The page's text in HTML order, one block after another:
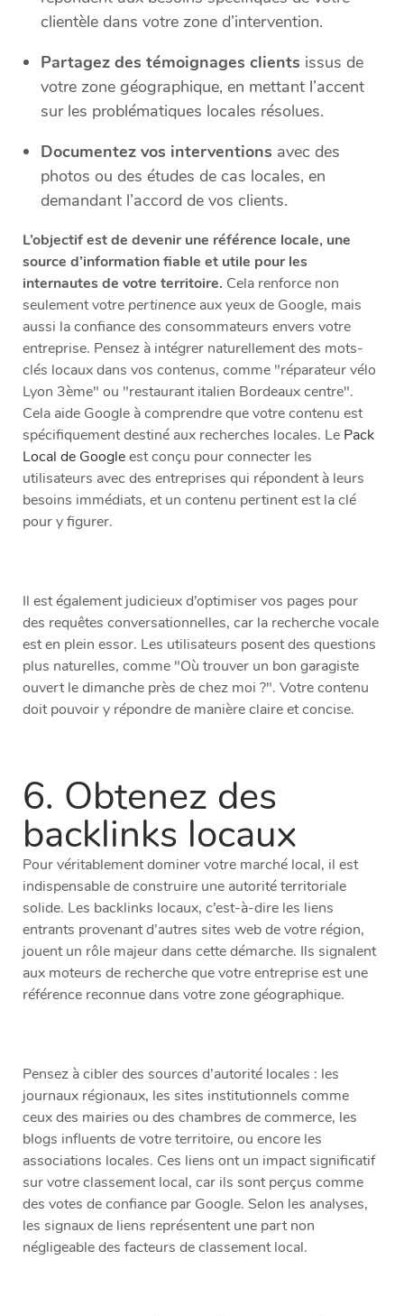
clientèle dans votre zone d’intervention.
Partagez des témoignages clients issus de
votre zone géographique, en mettant l’accent
sur les problématiques locales résolues.
Documentez vos interventions avec des
photos ou des études de cas locales, en
demandant l’accord de vos clients.
L’objectif est de devenir une référence locale, une
source d’information fiable et utile pour les
internautes de votre territoire. Cela renforce non
seulement votrepertinence aux yeux de Google, mais
aussi la confiance des consommateurs envers votre
entreprise. Pensez à intégrer naturellement des mots-
clés locaux dans vos contenus, comme "réparateur vélo
Lyon 3ème" ou "restaurant italien Bordeaux centre".
Cela aide Google à comprendre que votre contenu est
spécifiquement destiné aux recherches locales. Le Pack
Local de Googleest conçu pour connecter les
utilisateurs avec des entreprises qui répondent à leurs
besoins immédiats, et un contenu pertinent est la clé
pour y figurer.
Il est également judicieux d’optimiser vos pages pour
des requêtes conversationnelles, car la recherche vocale
est en plein essor. Les utilisateurs posent des questions
plus naturelles, comme "Où trouver un bon garagiste
ouvert le dimanche près de chez moi ?". Votre contenu
doit pouvoir y répondre de manière claire et concise.
6. Obtenez des
backlinks locaux
Pour véritablement dominer votre marché local, il est
indispensable de construire une autorité territoriale
solide. Les backlinks locaux, c’est-à-dire les liens
entrants provenant d’autres sites web de votre région,
jouent un rôle majeur dans cette démarche. Ils signalent
aux moteurs de recherche que votre entreprise est une
référence reconnue dans votre zone géographique.
Pensez à cibler des sources d’autorité locales : les
journaux régionaux, les sites institutionnels comme
ceux des mairies ou des chambres de commerce, les
blogs influents de votre territoire, ou encore les
associations locales. Ces liens ont un impact significatif
sur votre classement local, car ils sont perçus comme
des votes de confiance par Google. Selon les analyses,
les signaux de liens représentent une part non
négligeable des facteurs de classement local.